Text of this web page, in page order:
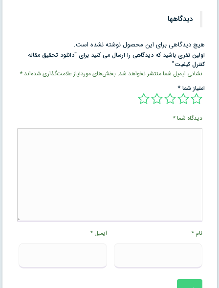
دیدگاهها
هیچ دیدگاهی برای این محصول نوشته نشده است.
اولین نفری باشید که دیدگاهی را ارسال می کنید برای “دانلود تحقیق مقاله
کنترل کیفیت”
نشانی ایمیل شما منتشر نخواهد شد. بخش‌های موردنیاز علامت‌گذاری شده‌اند*
امتیاز شما*
دیدگاه شما*
نام* ایمیل*